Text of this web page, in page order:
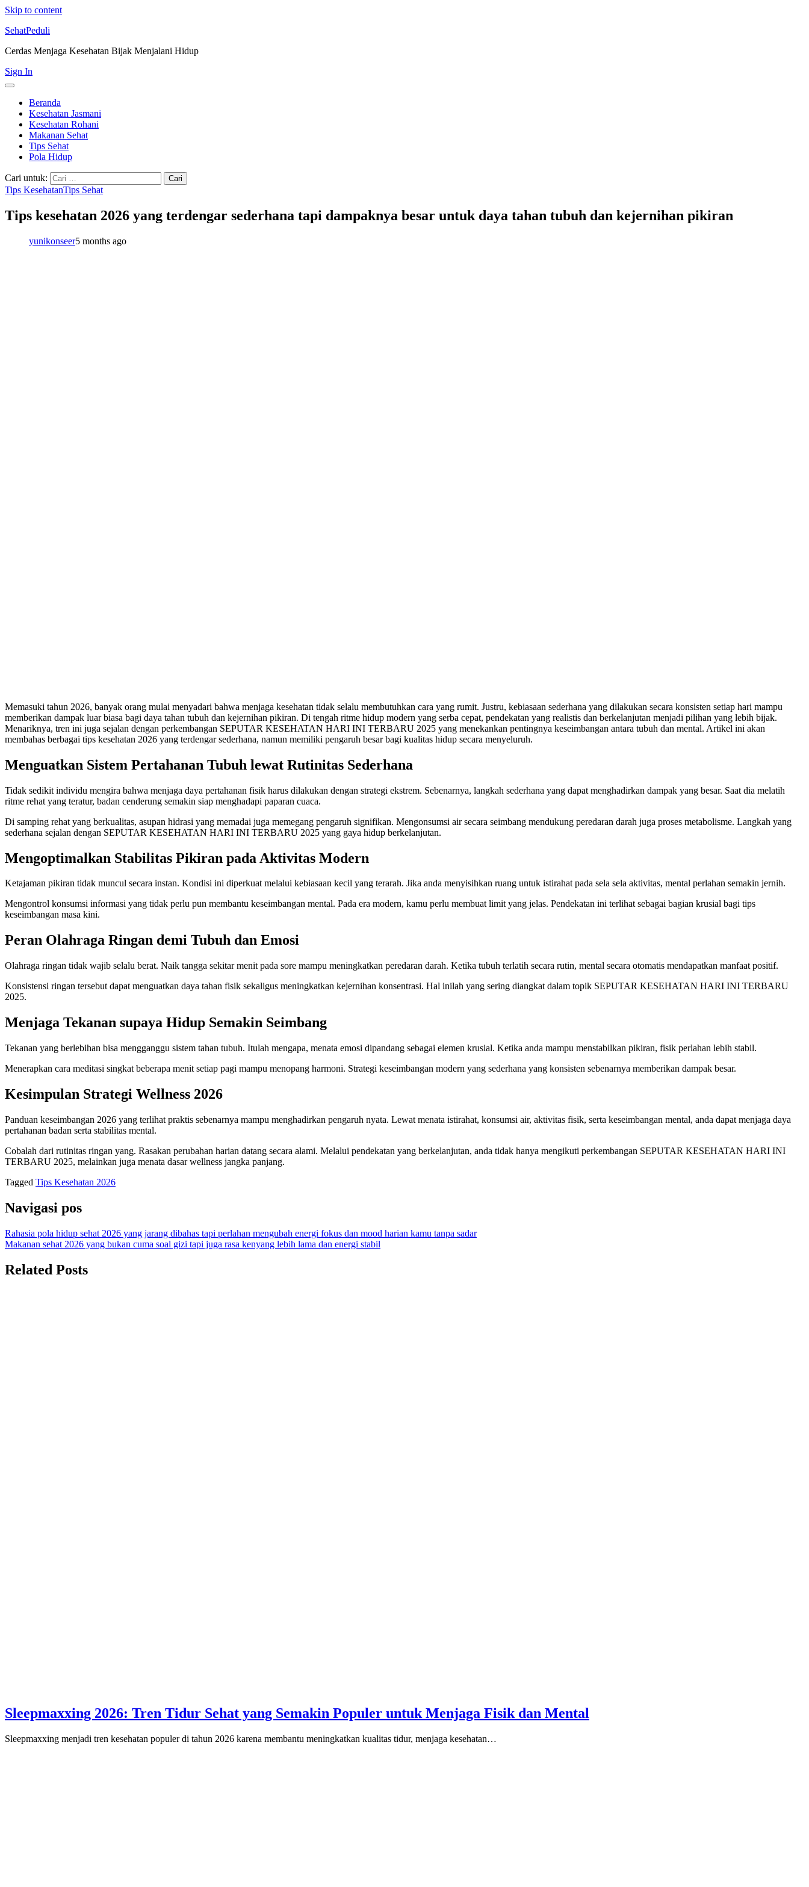
Skip to content
SehatPeduli
Cerdas Menjaga Kesehatan Bijak Menjalani Hidup
Sign In
Beranda
Kesehatan Jasmani
Kesehatan Rohani
Makanan Sehat
Tips Sehat
Pola Hidup
Cari untuk:
Tips KesehatanTips Sehat
Tips kesehatan 2026 yang terdengar sederhana tapi dampaknya besar untuk daya tahan tubuh dan kejernihan pikiran
yunikonseer5 months ago
Memasuki tahun 2026, banyak orang mulai menyadari bahwa menjaga kesehatan tidak selalu membutuhkan cara yang rumit. Justru, kebiasaan sederhana yang dilakukan secara konsisten setiap hari mampu
memberikan dampak luar biasa bagi daya tahan tubuh dan kejernihan pikiran. Di tengah ritme hidup modern yang serba cepat, pendekatan yang realistis dan berkelanjutan menjadi pilihan yang lebih bijak.
Menariknya, tren ini juga sejalan dengan perkembangan SEPUTAR KESEHATAN HARI INI TERBARU 2025 yang menekankan pentingnya keseimbangan antara tubuh dan mental. Artikel ini akan
membahas berbagai tips kesehatan 2026 yang terdengar sederhana, namun memiliki pengaruh besar bagi kualitas hidup secara menyeluruh.
Menguatkan Sistem Pertahanan Tubuh lewat Rutinitas Sederhana
Tidak sedikit individu mengira bahwa menjaga daya pertahanan fisik harus dilakukan dengan strategi ekstrem. Sebenarnya, langkah sederhana yang dapat menghadirkan dampak yang besar. Saat dia melatih
ritme rehat yang teratur, badan cenderung semakin siap menghadapi paparan cuaca.
Di samping rehat yang berkualitas, asupan hidrasi yang memadai juga memegang pengaruh signifikan. Mengonsumsi air secara seimbang mendukung peredaran darah juga proses metabolisme. Langkah yang
sederhana sejalan dengan SEPUTAR KESEHATAN HARI INI TERBARU 2025 yang gaya hidup berkelanjutan.
Mengoptimalkan Stabilitas Pikiran pada Aktivitas Modern
Ketajaman pikiran tidak muncul secara instan. Kondisi ini diperkuat melalui kebiasaan kecil yang terarah. Jika anda menyisihkan ruang untuk istirahat pada sela sela aktivitas, mental perlahan semakin jernih.
Mengontrol konsumsi informasi yang tidak perlu pun membantu keseimbangan mental. Pada era modern, kamu perlu membuat limit yang jelas. Pendekatan ini terlihat sebagai bagian krusial bagi tips
keseimbangan masa kini.
Peran Olahraga Ringan demi Tubuh dan Emosi
Olahraga ringan tidak wajib selalu berat. Naik tangga sekitar menit pada sore mampu meningkatkan peredaran darah. Ketika tubuh terlatih secara rutin, mental secara otomatis mendapatkan manfaat positif.
Konsistensi ringan tersebut dapat menguatkan daya tahan fisik sekaligus meningkatkan kejernihan konsentrasi. Hal inilah yang sering diangkat dalam topik SEPUTAR KESEHATAN HARI INI TERBARU
2025.
Menjaga Tekanan supaya Hidup Semakin Seimbang
Tekanan yang berlebihan bisa mengganggu sistem tahan tubuh. Itulah mengapa, menata emosi dipandang sebagai elemen krusial. Ketika anda mampu menstabilkan pikiran, fisik perlahan lebih stabil.
Menerapkan cara meditasi singkat beberapa menit setiap pagi mampu menopang harmoni. Strategi keseimbangan modern yang sederhana yang konsisten sebenarnya memberikan dampak besar.
Kesimpulan Strategi Wellness 2026
Panduan keseimbangan 2026 yang terlihat praktis sebenarnya mampu menghadirkan pengaruh nyata. Lewat menata istirahat, konsumsi air, aktivitas fisik, serta keseimbangan mental, anda dapat menjaga daya
pertahanan badan serta stabilitas mental.
Cobalah dari rutinitas ringan yang. Rasakan perubahan harian datang secara alami. Melalui pendekatan yang berkelanjutan, anda tidak hanya mengikuti perkembangan SEPUTAR KESEHATAN HARI INI
TERBARU 2025, melainkan juga menata dasar wellness jangka panjang.
Tagged Tips Kesehatan 2026
Navigasi pos
Rahasia pola hidup sehat 2026 yang jarang dibahas tapi perlahan mengubah energi fokus dan mood harian kamu tanpa sadar
Makanan sehat 2026 yang bukan cuma soal gizi tapi juga rasa kenyang lebih lama dan energi stabil
Related Posts
Sleepmaxxing 2026: Tren Tidur Sehat yang Semakin Populer untuk Menjaga Fisik dan Mental
Sleepmaxxing menjadi tren kesehatan populer di tahun 2026 karena membantu meningkatkan kualitas tidur, menjaga kesehatan…